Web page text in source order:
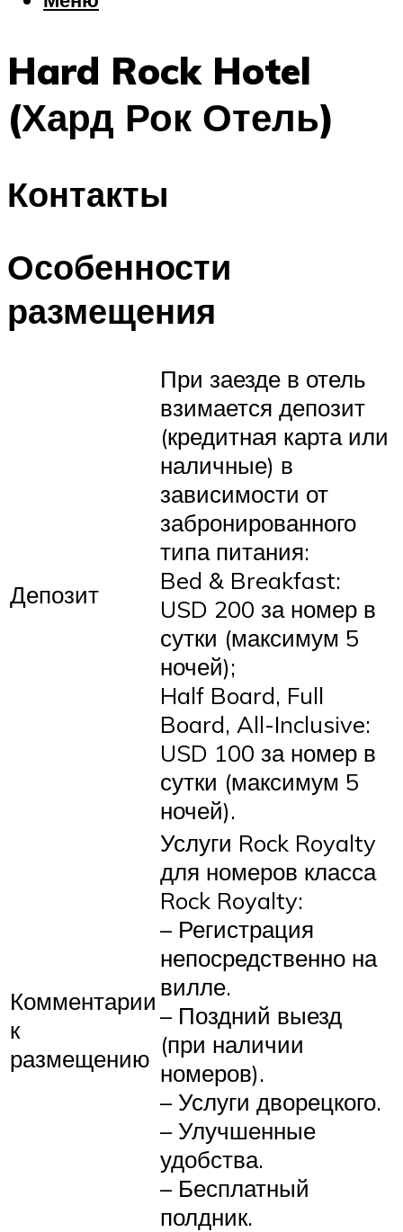
Шоппинг
Что посетить
Hard Rock Hotel
(Хард Рок Отель)
Контакты
Особенности
размещения
Депозит
При заезде в отель
взимается депозит
(кредитная карта или
наличные) в
зависимости от
забронированного
типа питания:
Bed & Breakfast:
USD 200 за номер в
сутки (максимум 5
ночей);
Half Board, Full
Board, All-Inclusive:
USD 100 за номер в
сутки (максимум 5
ночей).
Комментарии
к
размещению
Услуги Rock Royalty
для номеров класса
Rock Royalty:
– Регистрация
непосредственно на
вилле.
– Поздний выезд
(при наличии
номеров).
– Услуги дворецкого.
– Улучшенные
удобства.
– Бесплатный
полдник.